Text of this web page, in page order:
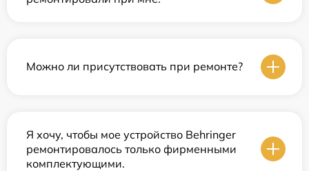
Можно ли присутствовать при ремонте?
Я хочу, чтобы мое устройство Behringer
ремонтировалось только фирменными
комплектующими.